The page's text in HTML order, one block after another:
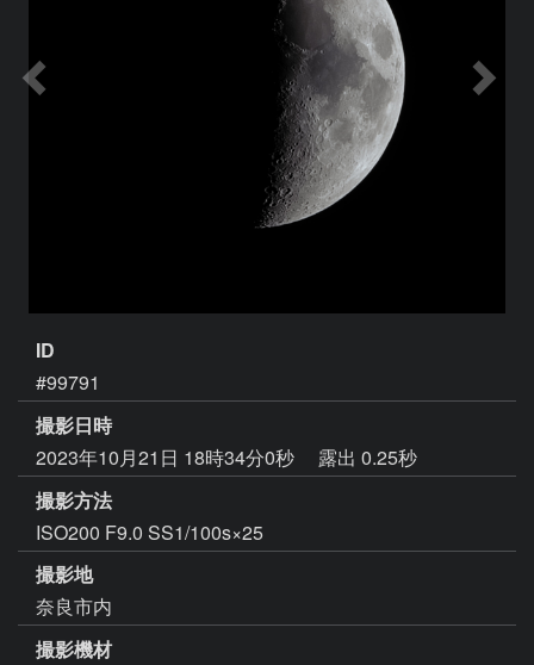
ID
#99791
撮影日時
2023年10月21日 18時34分0秒
露出 0.25秒
撮影方法
ISO200 F9.0 SS1/100s×25
撮影地
奈良市内
撮影機材